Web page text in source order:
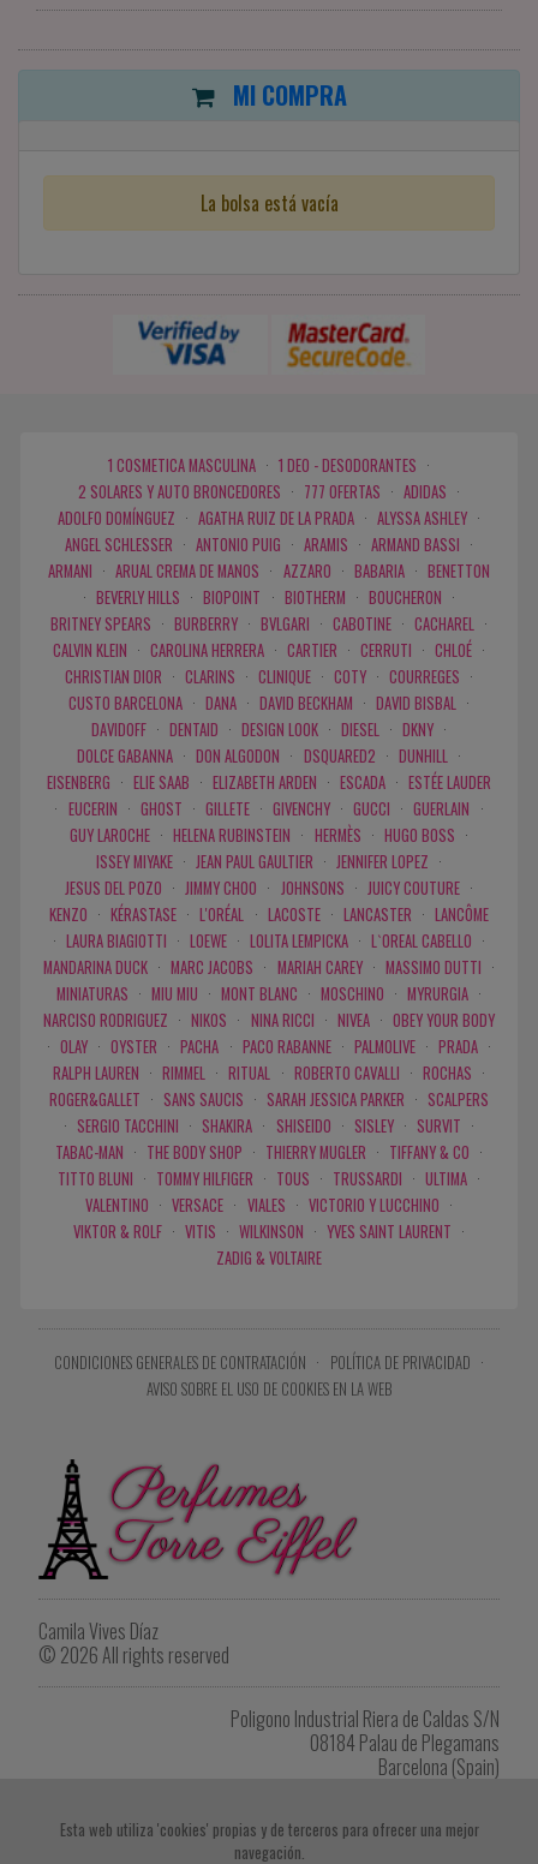
MI COMPRA
La bolsa está vacía
1 COSMETICA MASCULINA · 1 DEO - DESODORANTES ·
2 SOLARES Y AUTO BRONCEDORES · 777 OFERTAS · ADIDAS ·
ADOLFO DOMÍNGUEZ · AGATHA RUIZ DE LA PRADA · ALYSSA ASHLEY ·
ANGEL SCHLESSER · ANTONIO PUIG · ARAMIS · ARMAND BASSI ·
ARMANI · ARUAL CREMA DE MANOS · AZZARO · BABARIA · BENETTON
· BEVERLY HILLS · BIOPOINT · BIOTHERM · BOUCHERON ·
BRITNEY SPEARS · BURBERRY · BVLGARI · CABOTINE · CACHAREL ·
CALVIN KLEIN · CAROLINA HERRERA · CARTIER · CERRUTI · CHLOÉ ·
CHRISTIAN DIOR · CLARINS · CLINIQUE · COTY · COURREGES ·
CUSTO BARCELONA · DANA · DAVID BECKHAM · DAVID BISBAL ·
DAVIDOFF · DENTAID · DESIGN LOOK · DIESEL · DKNY ·
DOLCE GABANNA · DON ALGODON · DSQUARED2 · DUNHILL ·
EISENBERG · ELIE SAAB · ELIZABETH ARDEN · ESCADA · ESTÉE LAUDER
· EUCERIN · GHOST · GILLETE · GIVENCHY · GUCCI · GUERLAIN ·
GUY LAROCHE · HELENA RUBINSTEIN · HERMÈS · HUGO BOSS ·
ISSEY MIYAKE · JEAN PAUL GAULTIER · JENNIFER LOPEZ ·
JESUS DEL POZO · JIMMY CHOO · JOHNSONS · JUICY COUTURE ·
KENZO · KÉRASTASE · L'ORÉAL · LACOSTE · LANCASTER · LANCÔME
· LAURA BIAGIOTTI · LOEWE · LOLITA LEMPICKA · L`OREAL CABELLO ·
MANDARINA DUCK · MARC JACOBS · MARIAH CAREY · MASSIMO DUTTI ·
MINIATURAS · MIU MIU · MONT BLANC · MOSCHINO · MYRURGIA ·
NARCISO RODRIGUEZ · NIKOS · NINA RICCI · NIVEA · OBEY YOUR BODY
· OLAY · OYSTER · PACHA · PACO RABANNE · PALMOLIVE · PRADA ·
RALPH LAUREN · RIMMEL · RITUAL · ROBERTO CAVALLI · ROCHAS ·
ROGER&GALLET · SANS SAUCIS · SARAH JESSICA PARKER · SCALPERS
· SERGIO TACCHINI · SHAKIRA · SHISEIDO · SISLEY · SURVIT ·
TABAC-MAN · THE BODY SHOP · THIERRY MUGLER · TIFFANY & CO ·
TITTO BLUNI · TOMMY HILFIGER · TOUS · TRUSSARDI · ULTIMA ·
VALENTINO · VERSACE · VIALES · VICTORIO Y LUCCHINO ·
VIKTOR & ROLF · VITIS · WILKINSON · YVES SAINT LAURENT ·
ZADIG & VOLTAIRE
CONDICIONES GENERALES DE CONTRATACIÓN · POLÍTICA DE PRIVACIDAD ·
AVISO SOBRE EL USO DE COOKIES EN LA WEB
Camila Vives Díaz
© 2026 All rights reserved
Poligono Industrial Riera de Caldas S/N
08184 Palau de Plegamans
Barcelona (Spain)
Imprimir listado de productos
Esta web utiliza 'cookies' propias y de terceros para ofrecer una mejor
navegación.